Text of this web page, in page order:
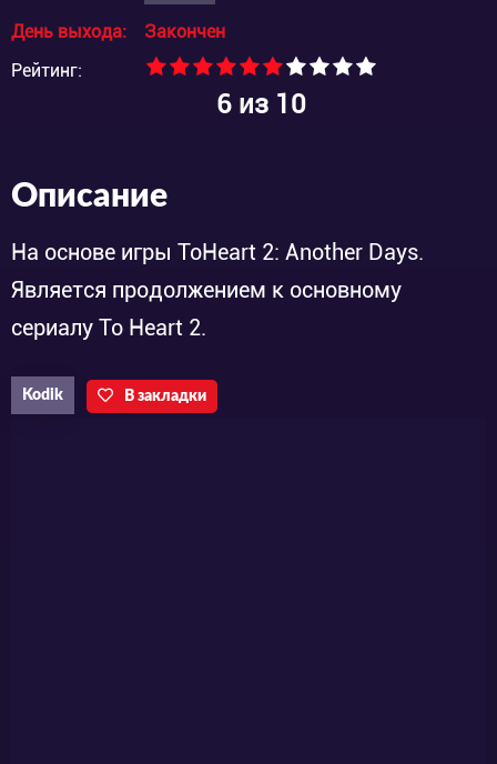
День выхода:
Закончен
Рейтинг:
6из 10
Описание
На основе игры ToHeart 2: Another Days.
Является продолжением к основному
сериалу To Heart 2.
Kodik В закладки